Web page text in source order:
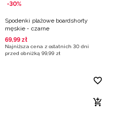
-30%
Spodenki plażowe boardshorty
męskie - czarne
69,99 zł
Najniższa cena z ostatnich 30 dni
przed obniżką 99,99 zł